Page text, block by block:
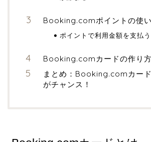
Booking.comポイントの使
ポイントで利用金額を支払う
Booking.comカードの作り方
まとめ：Booking.comカー
がチャンス！